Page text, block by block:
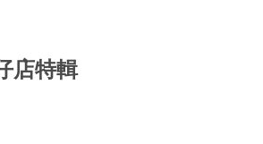
店特輯